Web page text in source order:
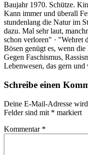
Baujahr 1970. Schütze.
Kann immer und überall
stundenlang die Natur im
dazu. Mal sehr laut,
schon verloren" · "Wehret
Bösen genügt es, wenn
Gegen Faschismus,
Lebenwesen, das gern
Schreibe einen
Deine E-Mail-Adresse
Felder sind mit * markiert
Kommentar *